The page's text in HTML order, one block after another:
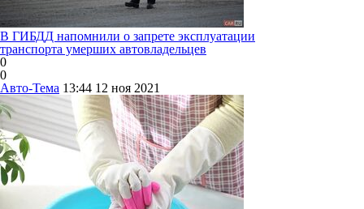
В ГИБДД напомнили о запрете эксплуатации
транспорта умерших автовладельцев
0
0
Авто-Тема 13:44 12 ноя 2021